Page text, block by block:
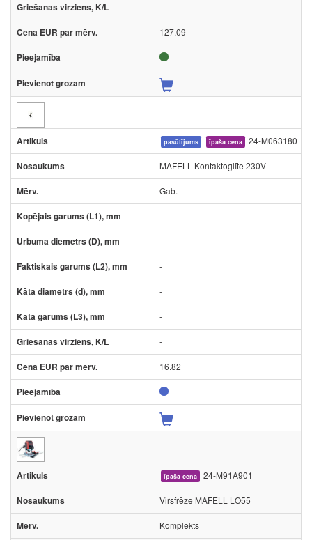
-
127.09
pasūtījums īpaša cena 24-M063180
MAFELL Kontaktoglīte 230V
Gab.
-
-
-
-
-
-
16.82
īpaša cena 24-M91A901
Virsfrēze MAFELL LO55
Komplekts